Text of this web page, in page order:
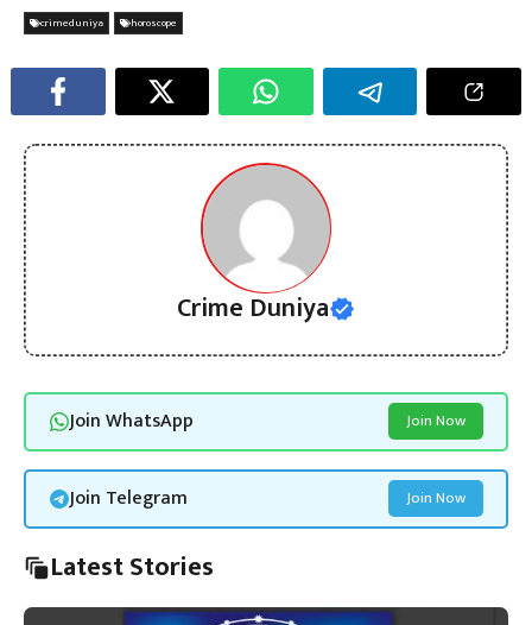
crimeduniya horoscope
Crime Duniya
Join WhatsApp Join Now
Join Telegram Join Now
Latest Stories